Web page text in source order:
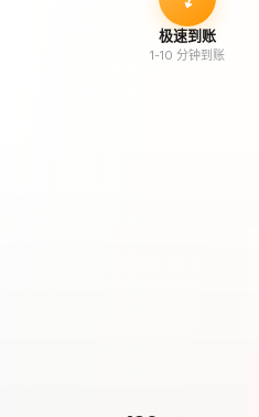
极速到账
1-10 分钟到账